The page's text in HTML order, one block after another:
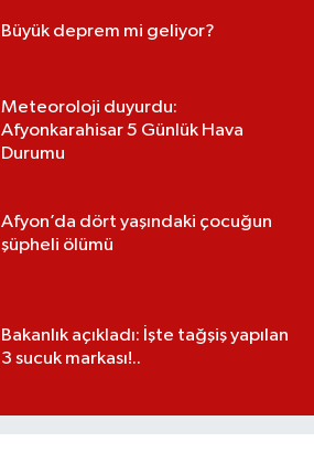
Büyük deprem mi geliyor?
Meteoroloji duyurdu:
Afyonkarahisar 5 Günlük Hava
Durumu
Afyon’da dört yaşındaki çocuğun
şüpheli ölümü
Bakanlık açıkladı: İşte tağşiş yapılan
3 sucuk markası!..